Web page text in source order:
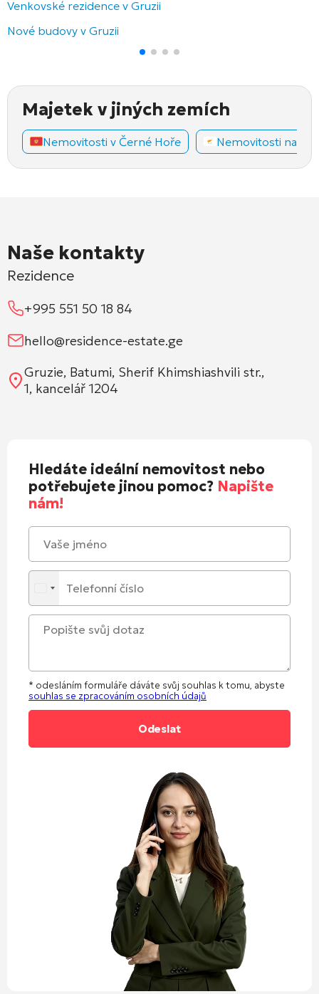
Venkovské rezidence v Gruzii
Nové budovy v Gruzii
Majetek v jiných zemích
Nemovitosti v Černé Hoře Nemovitosti na
Naše kontakty
Rezidence
+995 551 50 18 84
hello@residence-estate.ge
Gruzie, Batumi, Sherif Khimshiashvili str.,
1, kancelář 1204
Hledáte ideální nemovitost nebo
potřebujete jinou pomoc? Napište
nám!
* odesláním formuláře dáváte svůj souhlas k tomu, abyste
souhlas se zpracováním osobních údajů